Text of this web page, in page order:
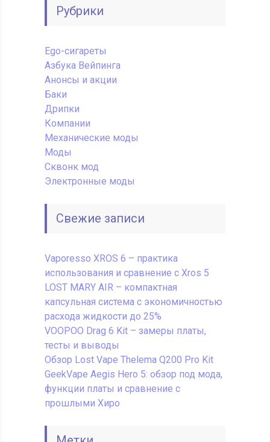
Рубрики
Ego-сигареты
Азбука Вейпинга
Анонсы и акции
Баки
Дрипки
Компании
Механические моды
Моды
Сквонк мод
Электронные моды
Свежие записи
Vaporesso XROS 6 – практика
использования и сравнение с Xros 5
LOST MARY AIR – компактная
капсульная система с экономичностью
расхода жидкости до 25%
VOOPOO Drag 6 Kit – замеры платы,
тесты и выводы
Обзор Lost Vape Thelema Q200 Pro Kit
GeekVape Aegis Hero 5: обзор под мода,
функции платы и сравнение с
прошлыми Хиро